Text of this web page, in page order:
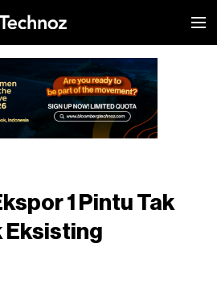
1 Pintu Tak
Eksisting